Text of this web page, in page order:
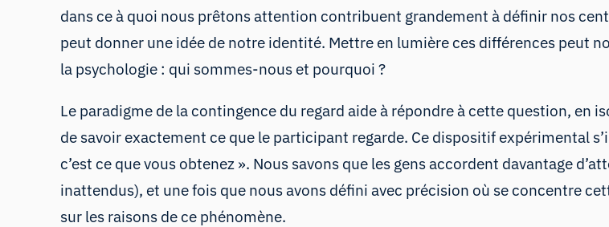
dans ceà quoi nous prêtonsattention contribuent grandement à définir nos
peut donner une idée de notre identité. Mettre en lumière ces différences peut
la psychologie : qui sommes-nous et pourquoi ?
Le paradigme de la contingence du regard aide à répondre à cette question, en
de savoir exactement ce que le participant regarde. Ce dispositif expérimental
c’est ce que vous obtenez ». Nous savons que les gens accordent davantage
inattendus), et une fois que nous avons défini avec précision où se concentre
sur les raisons de ce phénomène.